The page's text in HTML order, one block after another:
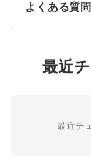
よくある質問
最近
最近チ